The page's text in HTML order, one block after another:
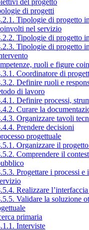
del progetto
di progetti
Tipologie di progetto
nel servizio
Tipologie di progetto
Tipologie di progetto
ruoli e figure
Coordinatore di
Definire ruoli e
di lavoro
Definire processi,
Curare la
Organizzare tavoli
Prendere decisioni
progettuale
Organizzare il
Comprendere il
Progettare i processi e i
Realizzare
Validare la soluzione
primaria
Interviste